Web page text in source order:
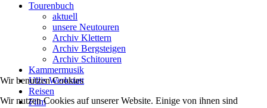
Tourenbuch
aktuell
unsere Neutouren
Archiv Klettern
Archiv Bergsteigen
Archiv Schitouren
Kammermusik
Ullis Werkstatt
Reisen
Film
Wir benutzen Cookies
Wir nutzen Cookies auf unserer Website. Einige von ihnen sind